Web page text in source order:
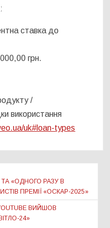
ставка до
грн.
/
використання
uk#loan-types
«ОДНОГО РАЗУ В
ПРЕМІЇ «ОСКАР-2025»
ВИЙШОВ
24»